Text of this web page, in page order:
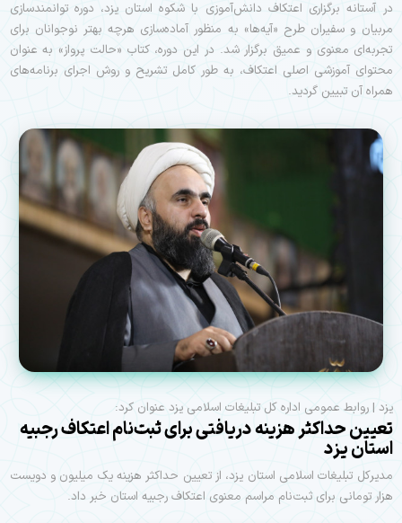
در آستانه برگزاری اعتکاف دانش‌آموزی با شکوه استان یزد، دوره توانمندسازی
مربیان و سفیران طرح «آیه‌ها» به منظور آماده‌سازی هرچه بهتر نوجوانان برای
تجربه‌ای معنوی و عمیق برگزار شد. در این دوره، کتاب «حالت پرواز» به عنوان
محتوای آموزشی اصلی اعتکاف، به طور کامل تشریح و روش اجرای برنامه‌های
همراه آن تبیین گردید.
یزد | روابط عمومی اداره کل تبلیغات اسلامی یزد عنوان کرد:
تعیین حداکثر هزینه دریافتی برای ثبت‌نام اعتکاف رجبیه
استان یزد
مدیرکل تبلیغات اسلامی استان یزد، از تعیین حداکثر هزینه یک میلیون و دویست
هزار تومانی برای ثبت‌نام مراسم معنوی اعتکاف رجبیه استان خبر داد.